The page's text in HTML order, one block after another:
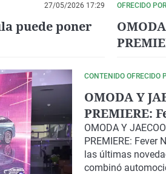
27/05/2026 17:29
puede poner
OFRECIDO
CONTENIDO OFRECIDO
OMODA Y
PREMIERE:
clientes en
OMODA Y
PREMIERE:
las últimas
combinó